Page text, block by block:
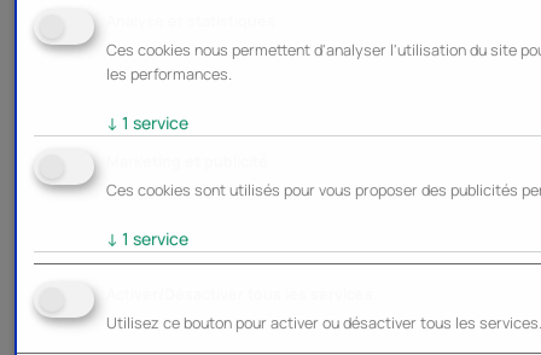
Ces cookies nous permettent d'analyser l'utilisation du site
les performances.
↓ 1 service
Ces cookies sont utilisés pour vous proposer des publicités
↓ 1 service
Utilisez ce bouton pour activer ou désactiver tous les services.